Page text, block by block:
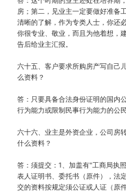
房；第二，见业主一定要做好准备
清晰的了解，作为专类人士，你还
你很专业、敬业，而且为他着想，
告后给业主汇报。
六十五、客户要求所购房产写自己
么资料？
答：只要具备合法身份证明的国内
行为能力或限制民事行为能力的公
六十六、业主是外资企业，公司房
什么资料？
答：须提交：1、加盖有"工商局执
表人证明书、委托书（原件），法
交的资料按规定须公证或人证（原